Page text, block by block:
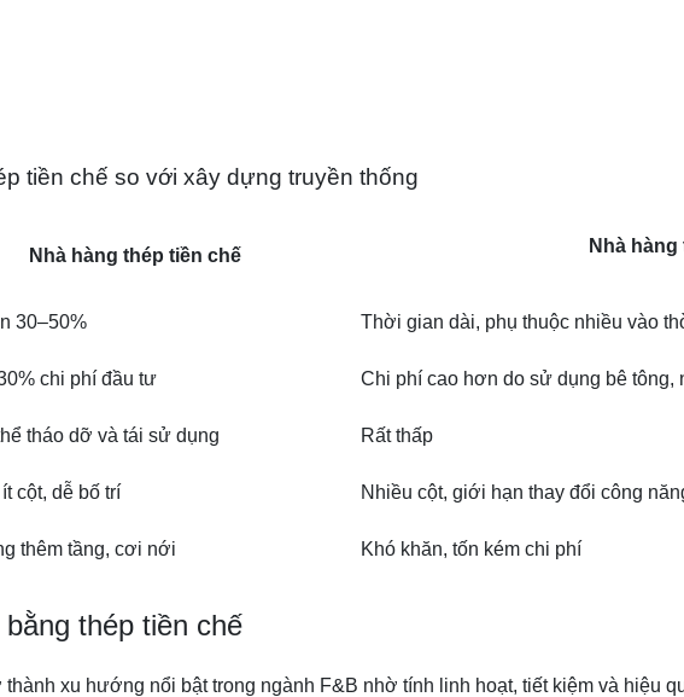
tiền chế so với xây dựng truyền thống
Nhà hàng thép tiền chế Nhà
30–50% Thời gian dài, phụ thuộc nhiều vào
chi phí đầu tư Chi phí cao hơn do sử dụng bê tông,
tháo dỡ và tái sử dụng Rất thấp
cột, dễ bố trí Nhiều cột, giới hạn thay đổi công
thêm tầng, cơi nới Khó khăn, tốn kém chi phí
thép tiền chế
thành xu hướng nổi bật trong ngành F&B nhờ tính linh hoạt, tiết kiệm và hiệu